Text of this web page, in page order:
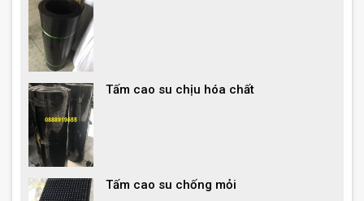
Tấm cao su chịu hóa chất
Tấm cao su chống mỏi